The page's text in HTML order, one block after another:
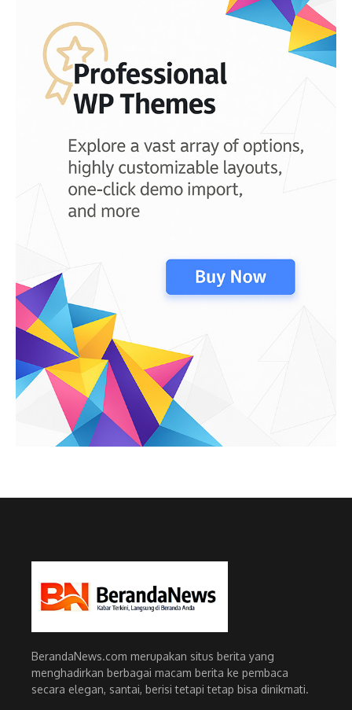
BerandaNews.com merupakan situs berita yang
menghadirkan berbagai macam berita ke pembaca
secara elegan, santai, berisi tetapi tetap bisa dinikmati.